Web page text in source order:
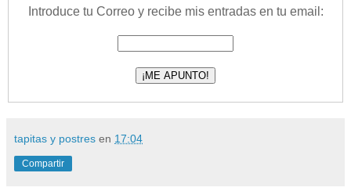
Introduce tu Correo y recibe mis entradas en tu email:
tapitas y postres en 17:04
Compartir